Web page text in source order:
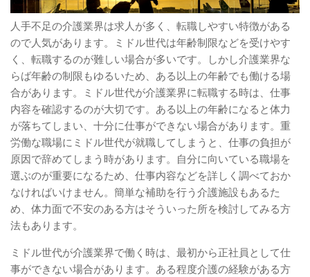
人手不足の介護業界は求人が多く、転職しやすい特徴がある
ので人気があります。ミドル世代は年齢制限などを受けやす
く、転職するのが難しい場合が多いです。しかし介護業界な
らば年齢の制限もゆるいため、ある以上の年齢でも働ける場
合があります。ミドル世代が介護業界に転職する時は、仕事
内容を確認するのが大切です。ある以上の年齢になると体力
が落ちてしまい、十分に仕事ができない場合があります。重
労働な職場にミドル世代が就職してしまうと、仕事の負担が
原因で辞めてしまう時があります。自分に向いている職場を
選ぶのが重要になるため、仕事内容などを詳しく調べておか
なければいけません。簡単な補助を行う介護施設もあるた
め、体力面で不安のある方はそういった所を検討してみる方
法もあります。
ミドル世代が介護業界で働く時は、最初から正社員として仕
事ができない場合があります。ある程度介護の経験がある方